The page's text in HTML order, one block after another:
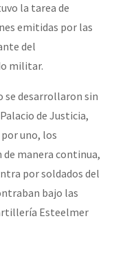
la tarea de
emitidas por las
del
militar.
se desarrollaron sin
de Justicia,
uno, los
manera continua,
por soldados del
bajo las
Esteelmer